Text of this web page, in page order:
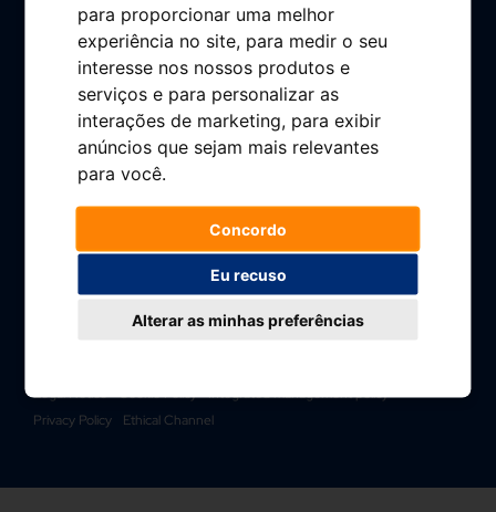
para proporcionar uma melhor
experiência no site, para medir o seu
interesse nos nossos produtos e
serviços e para personalizar as
interações de marketing, para exibir
anúncios que sejam mais relevantes
para você.
Concordo
Eu recuso
Alterar as minhas preferências
Plenergy Quality
Employment
Press Room
FAQs
Legal Notice
Cookie Policy
Integrated management policy
Privacy Policy
Ethical Channel